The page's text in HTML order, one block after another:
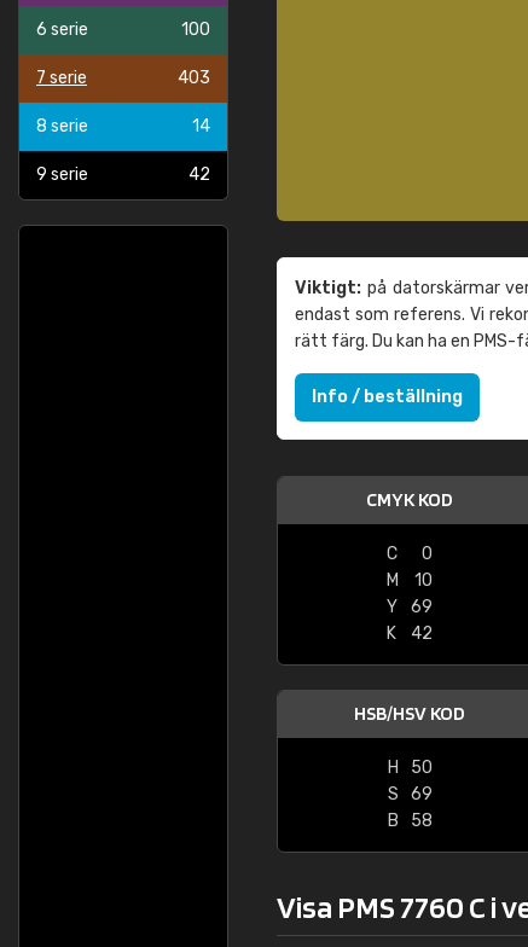
6 serie 100
7 serie 403
8 serie 14
9 serie 42
Viktigt: på datorskärmar
endast som referens. Vi
rätt färg. Du kan ha en PMS-
Info / beställning
CMYK KOD
C
0
M
10
Y
69
K
42
HSB/HSV KOD
H
50
S
69
B
58
Visa PMS 7760 C i